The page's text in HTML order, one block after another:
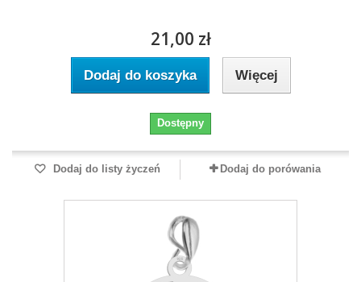
21,00 zł
Dodaj do koszyka Więcej
Dostępny
Dodaj do listy życzeń Dodaj do porówania